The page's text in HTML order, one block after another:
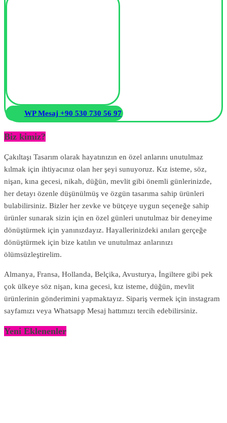
WP Mesaj +90 530 730 56 97
Biz kimiz?
Çakıltaşı Tasarım olarak hayatınızın en özel anlarını unutulmaz
kılmak için ihtiyacınız olan her şeyi sunuyoruz. Kız isteme, söz,
nişan, kına gecesi, nikah, düğün, mevlit gibi önemli günlerinizde,
her detayı özenle düşünülmüş ve özgün tasarıma sahip ürünleri
bulabilirsiniz. Bizler her zevke ve bütçeye uygun seçeneğe sahip
ürünler sunarak sizin için en özel günleri unutulmaz bir deneyime
dönüştürmek için yanınızdayız. Hayallerinizdeki anıları gerçeğe
dönüştürmek için bize katılın ve unutulmaz anlarınızı
ölümsüzleştirelim.
Almanya, Fransa, Hollanda, Belçika, Avusturya, İngiltere gibi pek
çok ülkeye söz nişan, kına gecesi, kız isteme, düğün, mevlit
ürünlerinin gönderimini yapmaktayız. Sipariş vermek için instagram
sayfamızı veya Whatsapp Mesaj hattımızı tercih edebilirsiniz.
Yeni Eklenenler